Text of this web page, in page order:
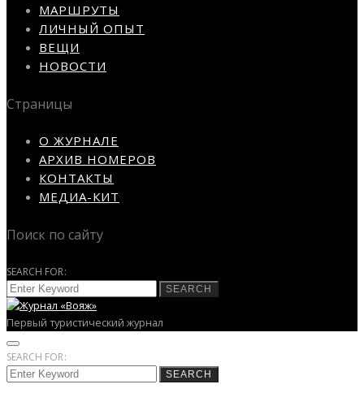
МАРШРУТЫ
ЛИЧНЫЙ ОПЫТ
ВЕЩИ
НОВОСТИ
Страницы
О ЖУРНАЛЕ
АРХИВ НОМЕРОВ
КОНТАКТЫ
МЕДИА-КИТ
Поиск по сайту
SEARCH FOR:
SEARCH
Первый туристический журнал
SEARCH FOR:
SEARCH